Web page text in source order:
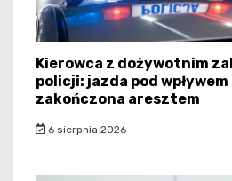
Kierowca z dożywotnim
policji: jazda pod
zakończona aresztem
6 sierpnia 2026